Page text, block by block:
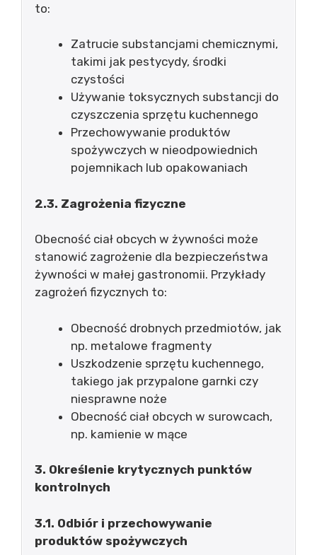
to:
Zatrucie substancjami chemicznymi,
takimi jak pestycydy, środki
czystości
Używanie toksycznych substancji do
czyszczenia sprzętu kuchennego
Przechowywanie produktów
spożywczych w nieodpowiednich
pojemnikach lub opakowaniach
2.3. Zagrożenia fizyczne
Obecność ciał obcych w żywności może
stanowić zagrożenie dla bezpieczeństwa
żywności w małej gastronomii. Przykłady
zagrożeń fizycznych to:
Obecność drobnych przedmiotów, jak
np. metalowe fragmenty
Uszkodzenie sprzętu kuchennego,
takiego jak przypalone garnki czy
niesprawne noże
Obecność ciał obcych w surowcach,
np. kamienie w mące
3. Określenie krytycznych punktów
kontrolnych
3.1. Odbiór i przechowywanie
produktów spożywczych